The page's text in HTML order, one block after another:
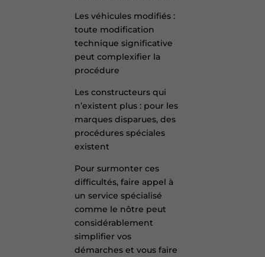
Les véhicules modifiés :
toute modification
technique significative
peut complexifier la
procédure
Les constructeurs qui
n’existent plus : pour les
marques disparues, des
procédures spéciales
existent
Pour surmonter ces
difficultés, faire appel à
un service spécialisé
comme le nôtre peut
considérablement
simplifier vos
démarches et vous faire